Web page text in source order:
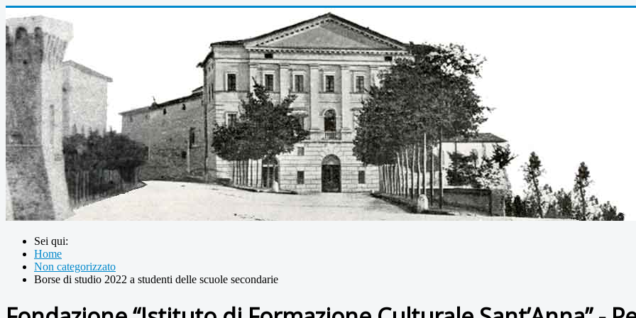
Sei qui:
Home
Non categorizzato
Borse di studio 2022 a studenti delle scuole secondarie